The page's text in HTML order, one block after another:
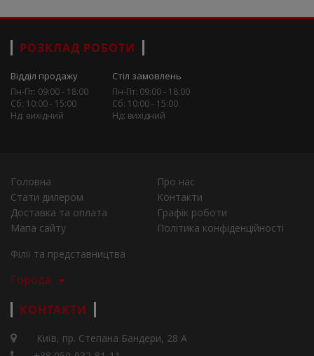
РОЗКЛАД РОБОТИ
Відділ продажу
Пн-Пт: 09:00 - 18:00
Сб: 10:00 - 15:00
Нд: вихідний
Стіл замовлень
Пн-Пт: 09:00 - 18:00
Сб: 10:00 - 15:00
Нд: вихідний
Головна
Про нас
Стати дилером
Контакти
Доставка та оплата
Графік роботи
Мапа сайту
Політика конфіденційності
Філії та представництва
Города
КОНТАКТИ
Київ, пр. Степана Бандери, 28 А